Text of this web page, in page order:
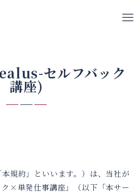
セルフバック
講座)
規約」といいます。）は、当社が
×単発仕事講座」（以下「本サー